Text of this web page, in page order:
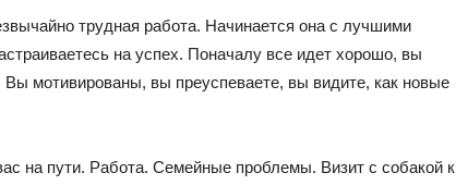
трудная работа. Начинается она с лучшими
на успех. Поначалу все идет хорошо, вы
мотивированы, вы преуспеваете, вы видите, как новые
на пути. Работа. Семейные проблемы. Визит с собакой к